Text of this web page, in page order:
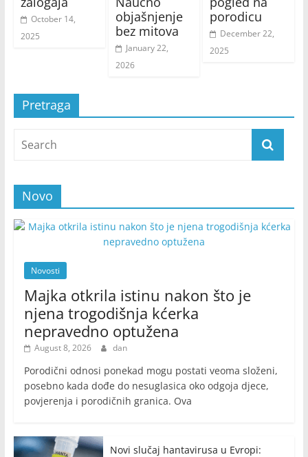
October 14,
2025
objašnjenje
bez mitova
January 22,
2026
porodicu
December 22,
2025
Pretraga
Novo
Novosti
Majka otkrila istinu nakon što je
njena trogodišnja kćerka
nepravedno optužena
August 8, 2026 dan
Porodični odnosi ponekad mogu postati veoma složeni,
posebno kada dođe do nesuglasica oko odgoja djece,
povjerenja i porodičnih granica. Ova
Novi slučaj hantavirusa u Evropi: